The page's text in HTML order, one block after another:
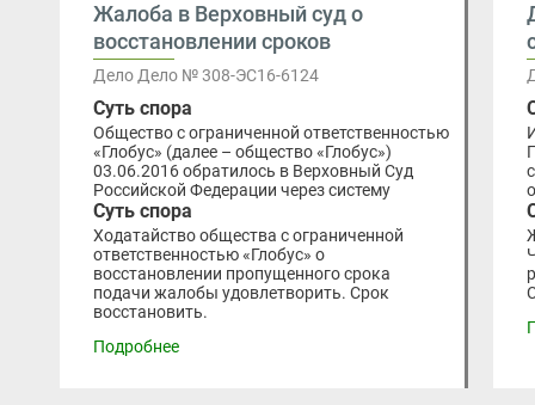
Жалоба в Верховный суд о
восстановлении сроков
Дело Дело № 308-ЭС16-6124
Суть спора
Общество с ограниченной ответственностью
«Глобус» (далее – общество «Глобус»)
03.06.2016 обратилось в Верховный Суд
Российской Федерации через систему
Суть спора
Ходатайство общества с ограниченной
ответственностью «Глобус» о
восстановлении пропущенного срока
подачи жалобы удовлетворить. Срок
восстановить.
Подробнее